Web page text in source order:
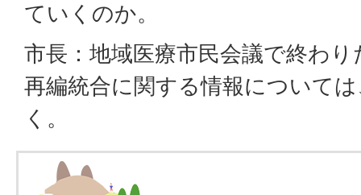
ていくのか。
市長：地域医療市民会議で終わ
再編統合に関する情報について
く。